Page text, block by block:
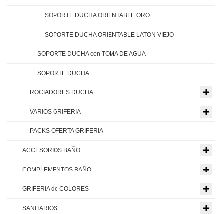
SOPORTE DUCHA ORIENTABLE ORO
SOPORTE DUCHA ORIENTABLE LATON VIEJO
SOPORTE DUCHA con TOMA DE AGUA
SOPORTE DUCHA
ROCIADORES DUCHA
VARIOS GRIFERIA
PACKS OFERTA GRIFERIA
ACCESORIOS BAÑO
COMPLEMENTOS BAÑO
GRIFERIA de COLORES
SANITARIOS